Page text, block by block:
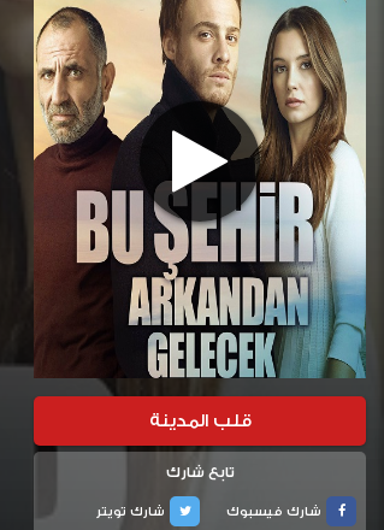
قلب المدينة
تابع شارك
شارك فيسبوك
شارك تويتر